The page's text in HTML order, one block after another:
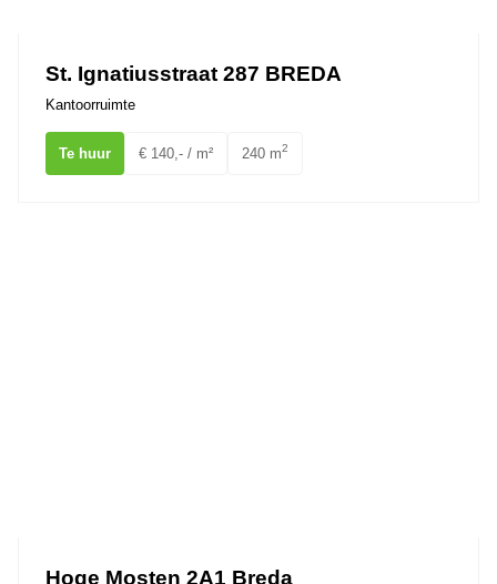
St. Ignatiusstraat 287 BREDA
Kantoorruimte
Te huur € 140,- / m² 240 m2
Hoge Mosten 2A1 Breda